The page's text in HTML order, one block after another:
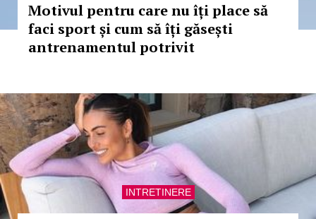
Motivul pentru care nu îți place să
faci sport și cum să îți găsești
antrenamentul potrivit
INTRETINERE